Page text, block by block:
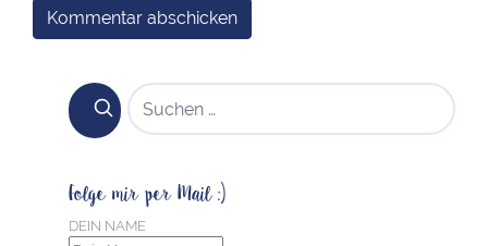
SUCHEN NACH:
Folge mir per Mail :)
DEIN NAME